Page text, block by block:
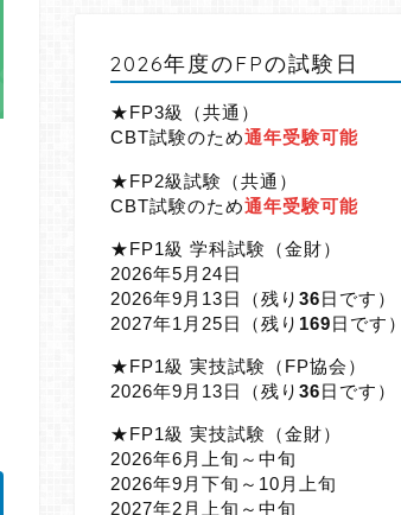
2026年度のFPの試験日
★FP3級（共通）
CBT試験のため通年受験可能
★FP2級試験（共通）
CBT試験のため通年受験可能
★FP1級 学科試験（金財）
2026年5月24日
2026年9月13日（残り 36日です）
2027年1月25日（残り 169日です）
★FP1級 実技試験（FP協会）
2026年9月13日（残り 36日です）
★FP1級 実技試験（金財）
2026年6月上旬～中旬
2026年9月下旬～10月上旬
2027年2月上旬～中旬